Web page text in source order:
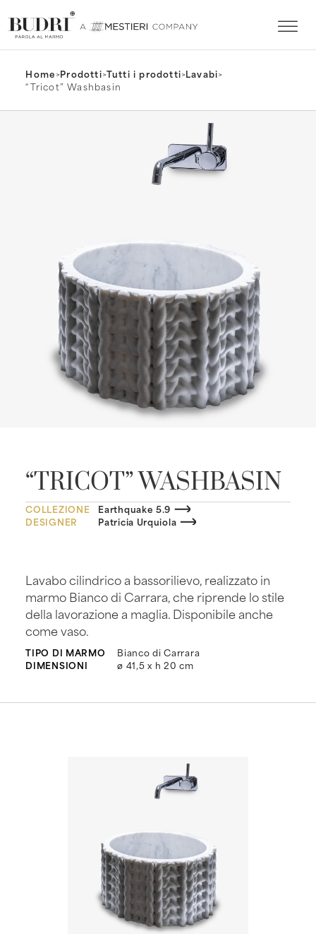
Home>Prodotti>Tutti i prodotti>Lavabi>
“Tricot” Washbasin
“TRICOT” WASHBASIN
COLLEZIONE
Earthquake 5.9
DESIGNER
Patricia Urquiola
Lavabo cilindrico a bassorilievo, realizzato in
marmo Bianco di Carrara, che riprende lo stile
della lavorazione a maglia. Disponibile anche
come vaso.
TIPO DI MARMO
Bianco di Carrara
DIMENSIONI
ø 41,5 x h 20 cm